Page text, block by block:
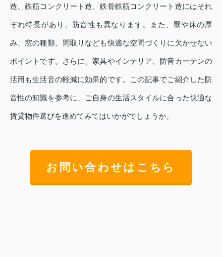
造、鉄筋コンクリート造、鉄骨鉄筋コンクリート造にはそれ
ぞれ特長があり、防音性も異なります。また、壁や床の厚
み、窓の種類、間取りなども快適な空間づくりに欠かせない
ポイントです。さらに、家具やインテリア、防音カーテンの
活用も生活音の軽減に効果的です。この記事でご紹介した防
音性の知識を参考に、ご自身の生活スタイルに合った快適な
賃貸物件選びを進めてみてはいかがでしょうか。
お問い合わせはこちら